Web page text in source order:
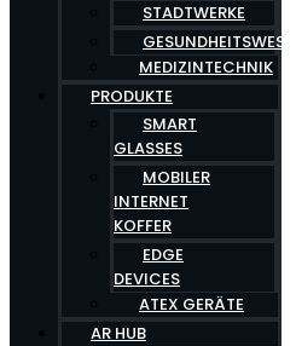
STADTWERKE
GESUNDHEITSWESEN
MEDIZINTECHNIK
PRODUKTE
SMART
GLASSES
MOBILER
INTERNET
KOFFER
EDGE
DEVICES
ATEX GERÄTE
AR HUB